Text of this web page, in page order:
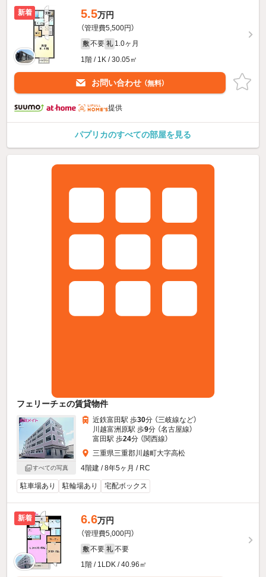
新着 5.5万円
（管理費5,500円）
敷 不要 礼 1.0ヶ月
1階 / 1K / 30.05㎡
お問い合わせ （無料）
提供
パプリカのすべての部屋を見る
フェリーチェの賃貸物件
すべての写真
近鉄富田駅 歩30分 （三岐線など）
川越富洲原駅 歩9分 （名古屋線）
富田駅 歩24分 （関西線）
三重県三重郡川越町大字高松
4階建 / 8年5ヶ月 / RC
駐車場あり 駐輪場あり 宅配ボックス
新着 6.6万円
（管理費5,000円）
敷 不要 礼 不要
1階 / 1LDK / 40.96㎡